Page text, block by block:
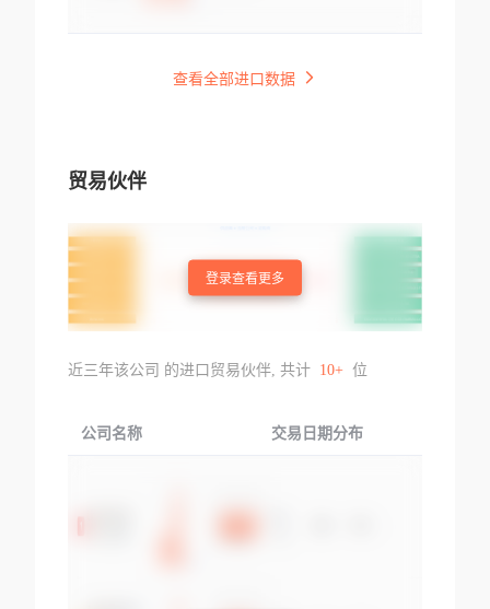
查看全部进口数据
贸易伙伴
登录查看更多
近三年该公司 的进口贸易伙伴, 共计 10+ 位
公司名称 交易日期分布